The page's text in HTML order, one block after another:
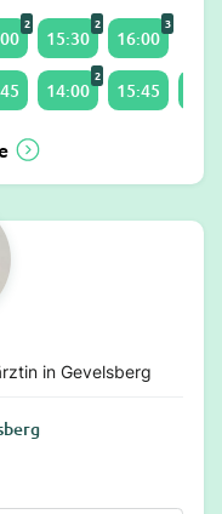
2
15:30
2
16:00
3
14:00
2
15:45
in Gevelsberg